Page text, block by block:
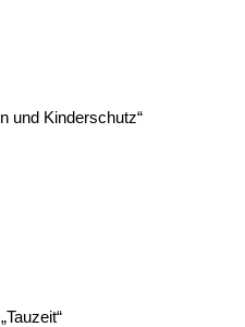
und Kinderschutz“